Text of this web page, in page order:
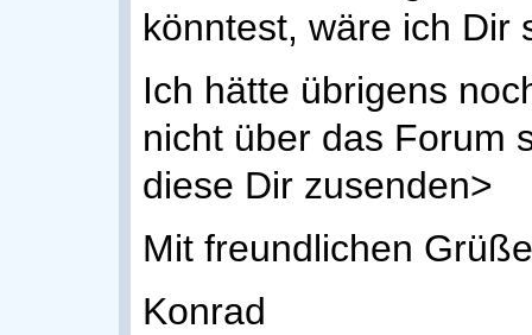
könntest, wäre ich Dir
Ich hätte übrigens
nicht über das Forum
diese Dir zusenden>
Mit freundlichen
Konrad